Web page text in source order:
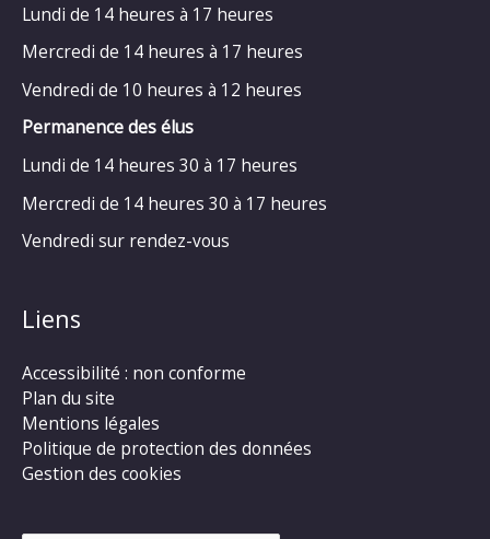
Lundi de 14 heures à 17 heures
Mercredi de 14 heures à 17 heures
Vendredi de 10 heures à 12 heures
Permanence des élus
Lundi de 14 heures 30 à 17 heures
Mercredi de 14 heures 30 à 17 heures
Vendredi sur rendez-vous
Liens
Accessibilité : non conforme
Plan du site
Mentions légales
Politique de protection des données
Gestion des cookies